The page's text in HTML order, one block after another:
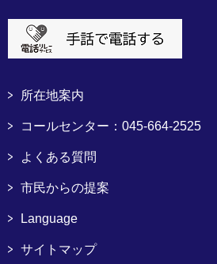
所在地案内
コールセンター：045-664-2525
よくある質問
市民からの提案
Language
サイトマップ